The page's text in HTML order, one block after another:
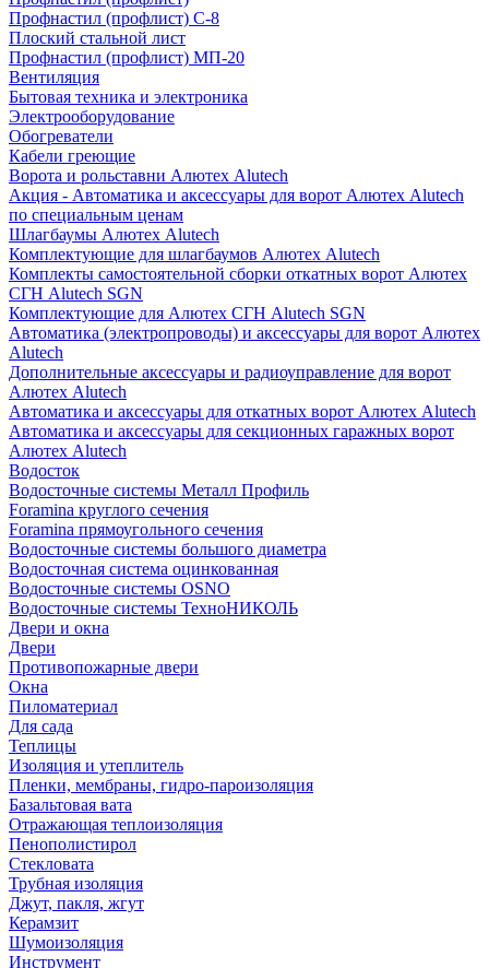
Профнастил (профлист) С-8
Плоский стальной лист
Профнастил (профлист) МП-20
Вентиляция
Бытовая техника и электроника
Электрооборудование
Обогреватели
Кабели греющие
Ворота и рольставни Алютех Alutech
Акция - Автоматика и аксессуары для ворот Алютех Alutech
по специальным ценам
Шлагбаумы Алютех Alutech
Комплектующие для шлагбаумов Алютех Alutech
Комплекты самостоятельной сборки откатных ворот Алютех
СГН Alutech SGN
Комплектующие для Алютех СГН Alutech SGN
Автоматика (электропроводы) и аксессуары для ворот Алютех
Alutech
Дополнительные аксессуары и радиоуправление для ворот
Алютех Alutech
Автоматика и аксессуары для откатных ворот Алютех Alutech
Автоматика и аксессуары для секционных гаражных ворот
Алютех Alutech
Водосток
Водосточные системы Металл Профиль
Foramina круглого сечения
Foramina прямоугольного сечения
Водосточные системы большого диаметра
Водосточная система оцинкованная
Водосточные системы OSNO
Водосточные системы ТехноНИКОЛЬ
Двери и окна
Двери
Противопожарные двери
Окна
Пиломатериал
Для сада
Теплицы
Изоляция и утеплитель
Пленки, мембраны, гидро-пароизоляция
Базальтовая вата
Отражающая теплоизоляция
Пенополистирол
Стекловата
Трубная изоляция
Джут, пакля, жгут
Керамзит
Шумоизоляция
Инструмент